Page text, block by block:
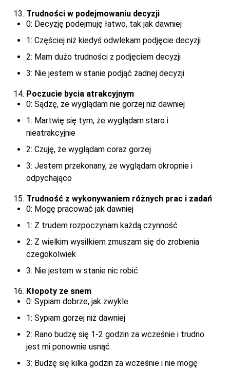
Trudności w podejmowaniu decyzji
0: Decyzję podejmuję łatwo, tak jak dawniej
1: Częściej niż kiedyś odwlekam podjęcie decyzji
2: Mam dużo trudności z podjęciem decyzji
3: Nie jestem w stanie podjąć żadnej decyzji
Poczucie bycia atrakcyjnym
0: Sądzę, że wyglądam nie gorzej niż dawniej
1: Martwię się tym, że wyglądam staro i
nieatrakcyjnie
2: Czuję, że wyglądam coraz gorzej
3: Jestem przekonany, że wyglądam okropnie i
odpychająco
Trudność z wykonywaniem różnych prac i zadań
0: Mogę pracować jak dawniej
1: Z trudem rozpoczynam każdą czynność
2: Z wielkim wysiłkiem zmuszam się do zrobienia
czegokolwiek
3: Nie jestem w stanie nic robić
Kłopoty ze snem
0: Sypiam dobrze, jak zwykle
1: Sypiam gorzej niż dawniej
2: Rano budzę się 1-2 godzin za wcześnie i trudno
jest mi ponownie usnąć
3: Budzę się kilka godzin za wcześnie i nie mogę